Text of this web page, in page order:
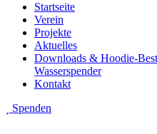
Startseite
Verein
Projekte
Aktuelles
Downloads & Hoodie-
Wasserspender
Kontakt
Spenden